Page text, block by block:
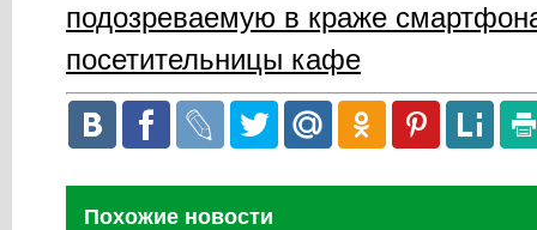
подозреваемую в краже
посетительницы кафе
Похожие новости